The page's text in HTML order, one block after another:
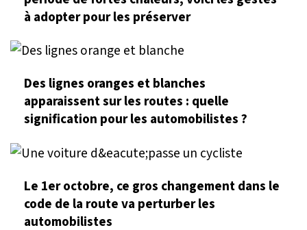
à adopter pour les préserver
Des lignes oranges et blanches
apparaissent sur les routes : quelle
signification pour les automobilistes ?
Le 1er octobre, ce gros changement dans le
code de la route va perturber les
automobilistes